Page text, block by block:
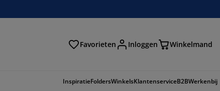
Favorieten Inloggen Winkelmand
InspiratieFoldersWinkelsKlantenserviceB2BWerkenbij